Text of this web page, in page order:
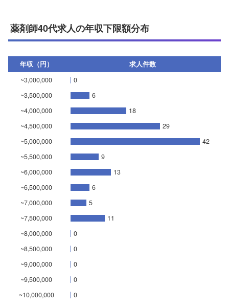
薬剤師40代求人の年収下限額分布
年収（円）
求人件数
~3,000,000
0
~3,500,000
6
~4,000,000
18
~4,500,000
29
~5,000,000
42
~5,500,000
9
~6,000,000
13
~6,500,000
6
~7,000,000
5
~7,500,000
11
~8,000,000
0
~8,500,000
0
~9,000,000
0
~9,500,000
0
~10,000,000
0